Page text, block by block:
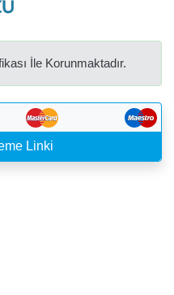
İle Korunmaktadır.
Linki